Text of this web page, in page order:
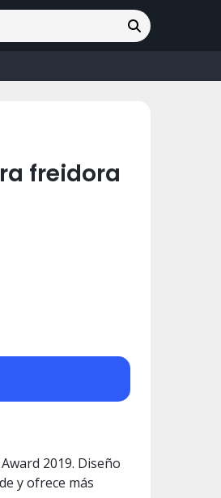
freidora
2019. Diseño
y ofrece más